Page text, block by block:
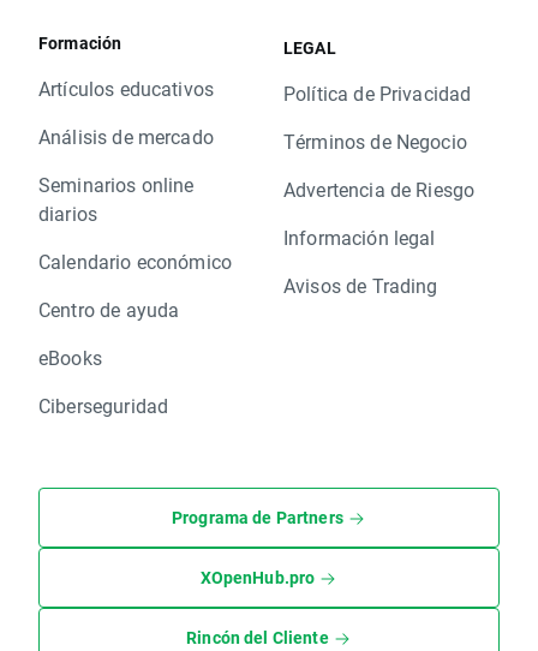
Formación
Artículos educativos
Análisis de mercado
Seminarios online
diarios
Calendario económico
Centro de ayuda
eBooks
Ciberseguridad
LEGAL
Política de Privacidad
Términos de Negocio
Advertencia de Riesgo
Información legal
Avisos de Trading
Programa de Partners
XOpenHub.pro
Rincón del Cliente